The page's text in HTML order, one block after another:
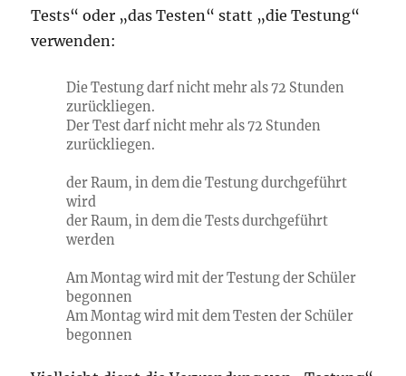
Tests“ oder „das Testen“ statt „die Testung“
verwenden:
Die Testung darf nicht mehr als 72 Stunden
zurückliegen.
Der Test darf nicht mehr als 72 Stunden
zurückliegen.
der Raum, in dem die Testung durchgeführt
wird
der Raum, in dem die Tests durchgeführt
werden
Am Montag wird mit der Testung der Schüler
begonnen
Am Montag wird mit dem Testen der Schüler
begonnen